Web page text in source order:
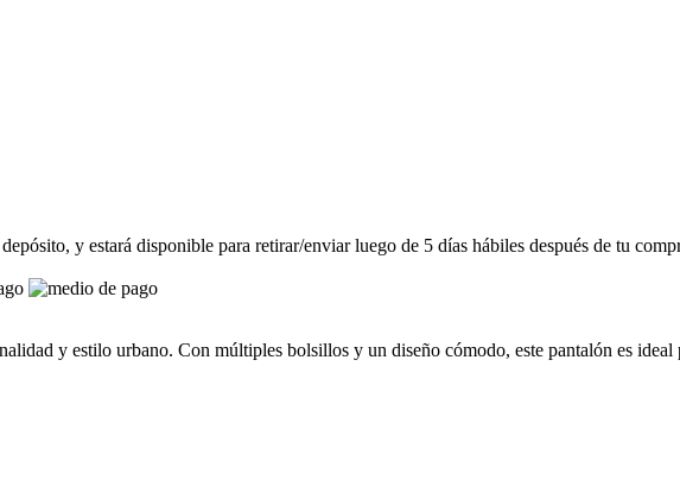
y estará disponible para retirar/enviar luego de 5 días hábiles después de tu
y estilo urbano. Con múltiples bolsillos y un diseño cómodo, este pantalón es